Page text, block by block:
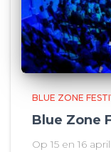
BLUE ZONE
Blue Zone
Op 15 en 16